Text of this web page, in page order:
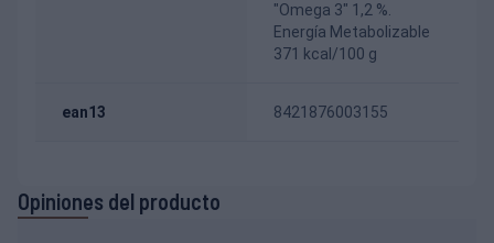
"Omega 3" 1,2 %.
Energía Metabolizable
371 kcal/100 g
ean13 8421876003155
Opiniones del producto